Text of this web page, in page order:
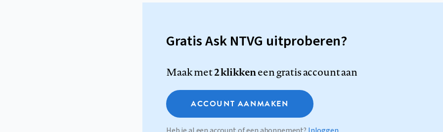
Gratis Ask NTVG uitproberen?
Maak met2 klikkeneen gratis account aan
ACCOUNT AANMAKEN